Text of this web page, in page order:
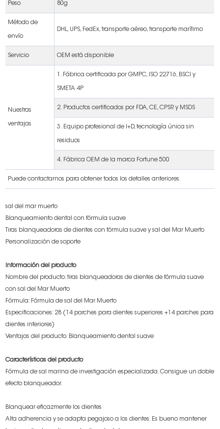
Peso 80g
Método de
envío
DHL, UPS, FedEx, transporte aéreo, transporte marítimo
Servicio OEM está disponible
Nuestras
ventajas
1. Fábrica certificada por GMPC, ISO 22716, BSCI y
SMETA 4P
2. Productos certificados por FDA, CE, CPSR y MSDS
3. Equipo profesional de I+D, tecnología única sin
residuos
4. Fábrica OEM de la marca Fortune 500
Puede contactarnos para obtener todos los detalles anteriores.
sal del mar muerto
Blanqueamiento dental con fórmula suave
Tiras blanqueadoras de dientes con fórmula suave y sal del Mar Muerto
Personalización de soporte
Información del producto
Nombre del producto: tiras blanqueadoras de dientes de fórmula suave
con sal del Mar Muerto
Fórmula: Fórmula de sal del Mar Muerto
Especificaciones: 28 (14 parches para dientes superiores +14 parches para
dientes inferiores)
Ventajas del producto: Blanqueamiento dental suave
Características del producto
Fórmula de sal marina de investigación especializada. Consigue un doble
efecto blanqueador.
Blanquear eficazmente los dientes
Alta adherencia y se adapta pegajoso a los dientes. Es bueno mantener